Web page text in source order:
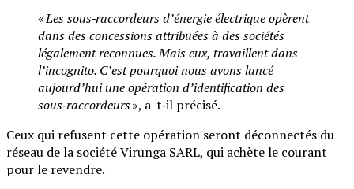
«Les sous‑raccordeurs d’énergie électrique opèrent
dans des concessions attribuées à des sociétés
légalement reconnues. Mais eux, travaillent dans
l’incognito. C’est pourquoi nous avons lancé
aujourd’hui une opération d’identification des
sous‑raccordeurs», a-t‑il précisé.
Ceux qui refusent cette opération seront déconnectés du
réseau de la société Virunga SARL, qui achète le courant
pour le revendre.